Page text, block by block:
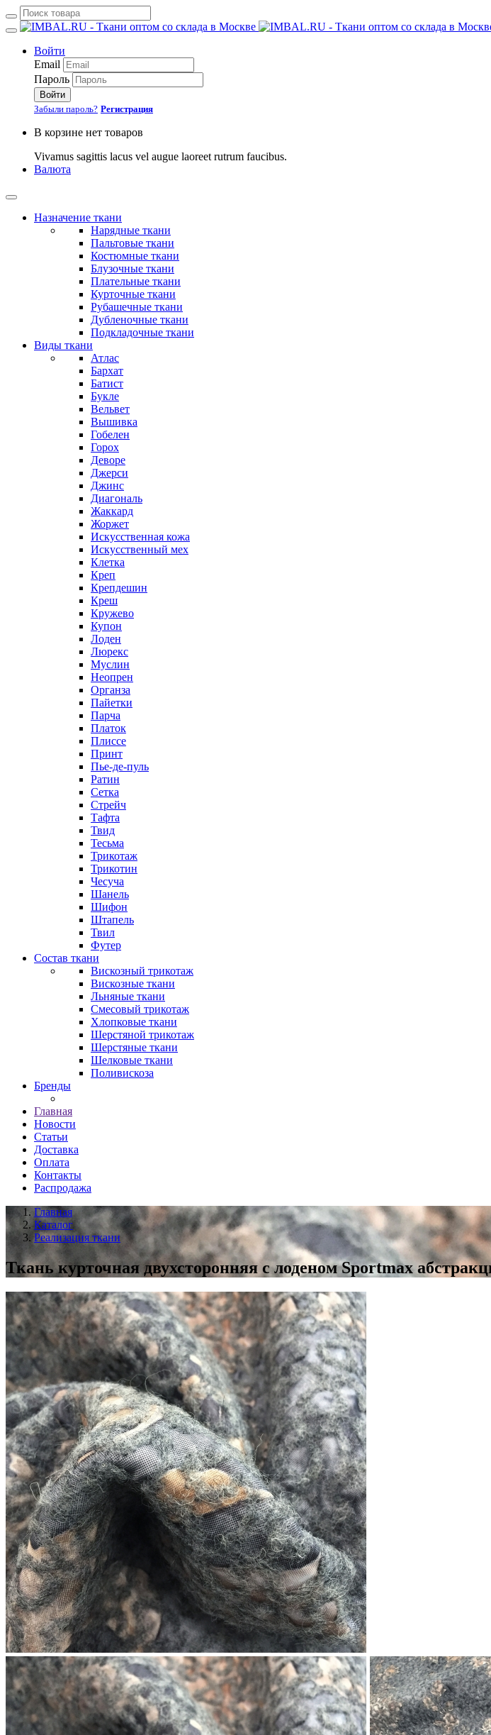
Войти
Email
Пароль
Войти
Забыли пароль? Регистрация
В корзине нет товаров
Vivamus sagittis lacus vel augue laoreet rutrum faucibus.
Валюта
Назначение ткани
Нарядные ткани
Пальтовые ткани
Костюмные ткани
Блузочные ткани
Плательные ткани
Курточные ткани
Рубашечные ткани
Дубленочные ткани
Подкладочные ткани
Виды ткани
Атлас
Бархат
Батист
Букле
Вельвет
Вышивка
Гобелен
Горох
Деворе
Джерси
Джинс
Диагональ
Жаккард
Жоржет
Искусственная кожа
Искусственный мех
Клетка
Креп
Крепдешин
Креш
Кружево
Купон
Лоден
Люрекс
Муслин
Неопрен
Органза
Пайетки
Парча
Платок
Плиссе
Принт
Пье-де-пуль
Ратин
Сетка
Стрейч
Тафта
Твид
Тесьма
Трикотаж
Трикотин
Чесуча
Шанель
Шифон
Штапель
Твил
Футер
Состав ткани
Вискозный трикотаж
Вискозные ткани
Льняные ткани
Смесовый трикотаж
Хлопковые ткани
Шерстяной трикотаж
Шерстяные ткани
Шелковые ткани
Поливискоза
Бренды
Главная
Новости
Статьи
Доставка
Оплата
Контакты
Распродажа
Главная
Каталог
Реализация ткани
Ткань курточная двухсторонняя с лоденом Sportmax